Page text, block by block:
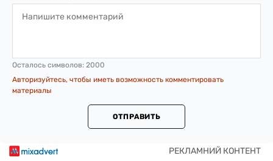
Осталось символов: 2000
Авторизуйтесь, чтобы иметь возможность комментировать
материалы
ОТПРАВИТЬ